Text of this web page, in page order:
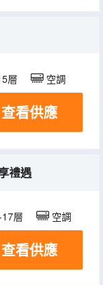
層 空調
機 冰箱
查看供應
禮遇
層 空調
機 冰箱
查看供應